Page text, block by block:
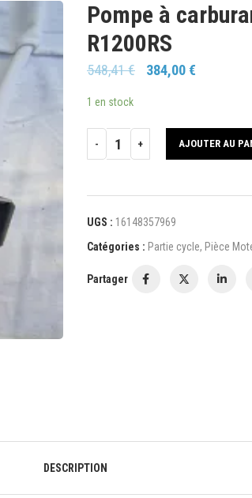
Pompe à
R1200RS
548,41€ 384,00€
1 en stock
AJOUTER AU
UGS : 16148357969
Catégories : Partie cycle, Pièce
Partager
DESCRIPTION